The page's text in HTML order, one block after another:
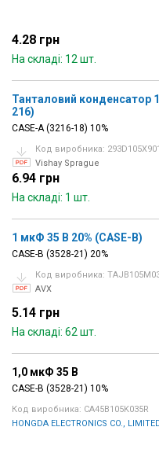
4.28 грн
На складі: 12 шт.
Танталовий конденсатор
216)
CASE-A (3216-18) 10%
Код виробника:
Vishay Sprague
6.94 грн
На складі: 1 шт.
1 мкФ 35 В 20% (CASE-B)
CASE-B (3528-21) 20%
Код виробника:
AVX
5.14 грн
На складі: 62 шт.
1,0 мкФ 35 В
CASE-B (3528-21) 10%
Код виробника: CA45B105K035R
HONGDA ELECTRONICS CO.,